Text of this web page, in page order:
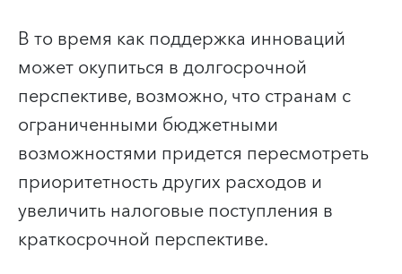
В то время как поддержка инноваций
может окупиться в долгосрочной
перспективе, возможно, что странам с
ограниченными бюджетными
возможностями придется пересмотреть
приоритетность других расходов и
увеличить налоговые поступления в
краткосрочной перспективе.